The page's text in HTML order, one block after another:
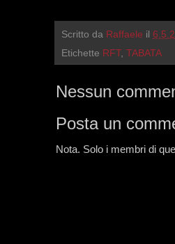
Scritto da Raffaele il
Etichette RFT, TABATA
Nessun
Posta un
Nota. Solo i membri di